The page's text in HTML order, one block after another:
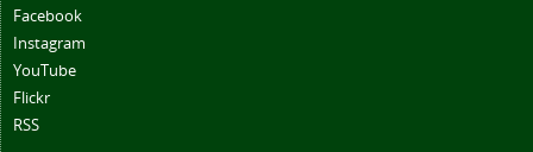
Facebook
Instagram
YouTube
Flickr
RSS